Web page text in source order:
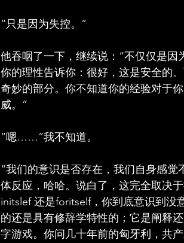
“只是因为失控。”
他吞咽了一下，继续说：“不仅仅是因
你的理性告诉你：很好，这是安全的
奇妙的部分。你不知道你的经验对于
威。”
“嗯……”我不知道。
“我们的意识是否存在，我们自身感
体反应，哈哈。说白了，这完全取决
initslef 还是foritself，你到底意识到没
的还是具有修辞学特性的；它是阐释
字游戏。你问几十年前的匈牙利，共